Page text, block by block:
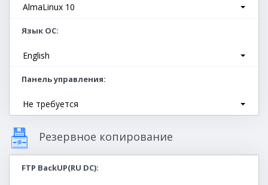
AlmaLinux 10
Язык ОС
English
Панель управления
Не требуется
Резервное копирование
FTP BackUP(RU DC)